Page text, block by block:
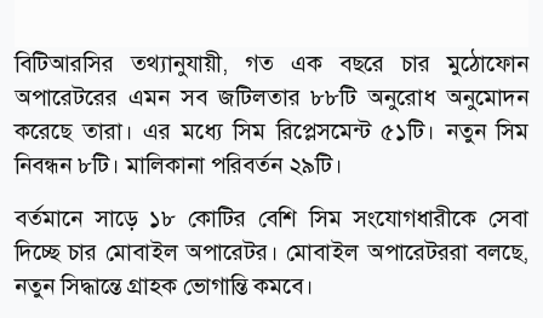
বিটিআরসির তথ্যানুযায়ী, গত এক বছরে চার মুঠোফোন
অপারেটরের এমন সব জটিলতার ৮৮টি অনুরোধ অনুমোদন
করেছে তারা। এর মধ্যে সিম রিপ্লেসমেন্ট ৫১টি। নতুন সিম
নিবন্ধন ৮টি। মালিকানা পরিবর্তন ২৯টি।
বর্তমানে সাড়ে ১৮ কোটির বেশি সিম সংযোগধারীকে সেবা
দিচ্ছে চার মোবাইল অপারেটর। মোবাইল অপারেটররা বলছে,
নতুন সিদ্ধান্তে গ্রাহক ভোগান্তি কমবে।